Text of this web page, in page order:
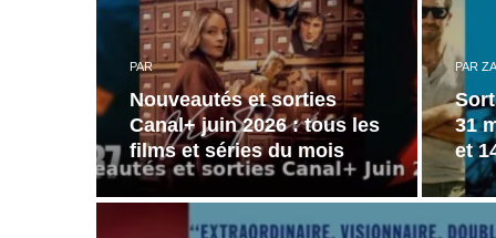
PAR
Nouveautés et sorties
Canal+ juin 2026 : tous les
films et séries du mois
PAR
31
et